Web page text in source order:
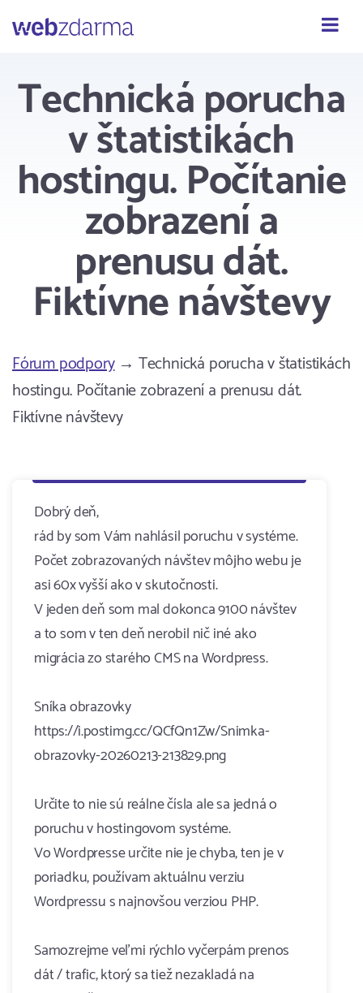
Webzdarma
Technická porucha
v štatistikách
hostingu. Počítanie
zobrazení a
prenusu dát.
Fiktívne návštevy
Fórum podpory→ Technická porucha v štatistikách
hostingu. Počítanie zobrazení a prenusu dát.
Fiktívne návštevy
Dobrý deň,
rád by som Vám nahlásil poruchu v systéme.
Počet zobrazovaných návštev môjho webu je
asi 60x vyšší ako v skutočnosti.
V jeden deň som mal dokonca 9100 návštev
a to som v ten deň nerobil nič iné ako
migrácia zo starého CMS na Wordpress.
Sníka obrazovky
https://i.postimg.cc/QCfQn1Zw/Snimka-
obrazovky-20260213-213829.png
Určite to nie sú reálne čísla ale sa jedná o
poruchu v hostingovom systéme.
Vo Wordpresse určite nie je chyba, ten je v
poriadku, používam aktuálnu verziu
Wordpressu s najnovšou verziou PHP.
Samozrejme veľmi rýchlo vyčerpám prenos
dát / trafic, ktorý sa tiež nezakladá na